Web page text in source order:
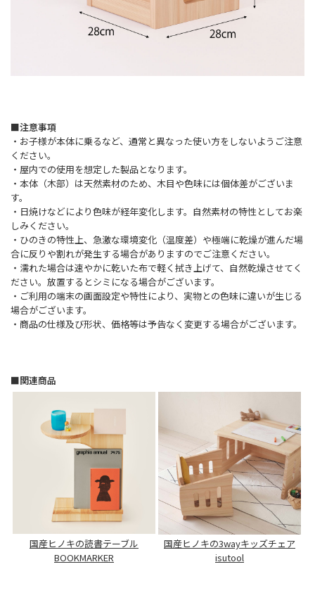
■注意事項
・お子様が本体に乗るなど、通常と異なった使い方をしないようご注意
ください。
・屋内での使用を想定した製品となります。
・本体（木部）は天然素材のため、木目や色味には個体差がございま
す。
・日焼けなどにより色味が経年変化します。自然素材の特性としてお楽
しみください。
・ひのきの特性上、急激な環境変化（温度差）や極端に乾燥が進んだ場
合に反りや割れが発生する場合がありますのでご注意ください。
・濡れた場合は速やかに乾いた布で軽く拭き上げて、自然乾燥させてく
ださい。放置するとシミになる場合がございます。
・ご利用の端末の画面設定や特性により、実物との色味に違いが生じる
場合がございます。
・商品の仕様及び形状、価格等は予告なく変更する場合がございます。
■関連商品
国産ヒノキの読書テーブル
BOOKMARKER
国産ヒノキの3wayキッズチェア
isutool